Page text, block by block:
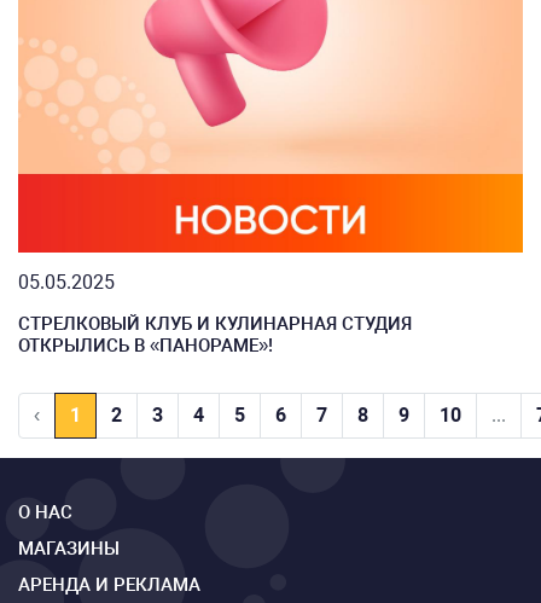
05.05.2025
СТРЕЛКОВЫЙ КЛУБ И КУЛИНАРНАЯ СТУДИЯ
ОТКРЫЛИСЬ В «ПАНОРАМЕ»!
‹ 1 2 3 4 5 6 7 8 9 10 ...
О НАС
МАГАЗИНЫ
АРЕНДА И РЕКЛАМА